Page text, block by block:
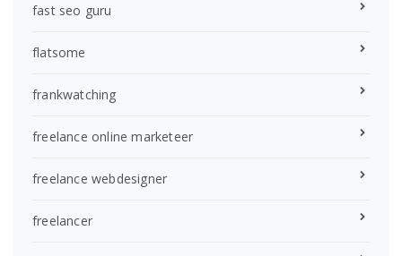
fast seo guru
flatsome
frankwatching
freelance online marketeer
freelance webdesigner
freelancer